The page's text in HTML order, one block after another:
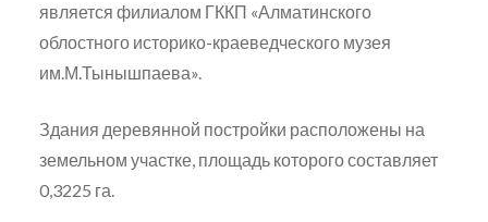
является филиалом ГККП «Алматинского
облостного историко-краеведческого музея
им.М.Тынышпаева».
Здания деревянной постройки расположены на
земельном участке, площадь которого составляет
0,3225 га.